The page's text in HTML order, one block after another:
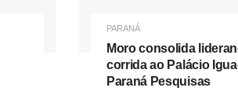
PARANÁ
Moro consolida
corrida ao Palácio
Paraná Pesquisas